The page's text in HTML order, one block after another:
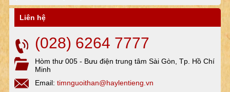
Liên hệ
(028) 6264 7777
Hòm thư 005 - Bưu điện trung tâm Sài Gòn, Tp. Hồ Chí
Minh
Email: timnguoithan@haylentieng.vn